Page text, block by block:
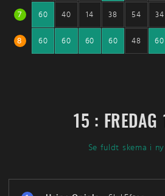
7 60 40 14 38 54 34
8 60 60 60 60 48 60
15 : FREDAG
Se fuldt skema i